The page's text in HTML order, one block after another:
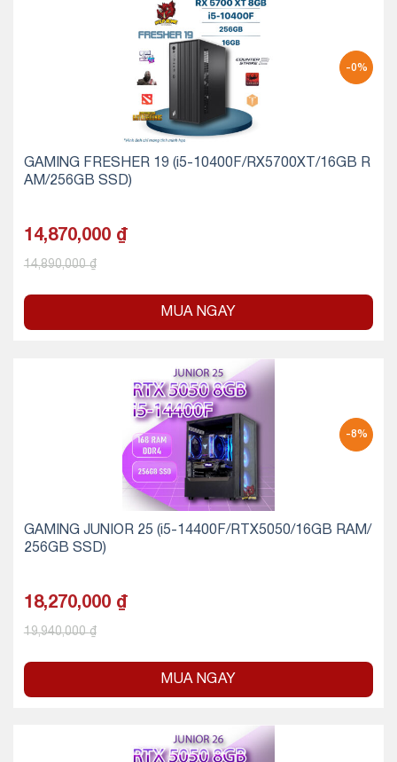
-0%
GAMING FRESHER 19 (i5-10400F/RX5700XT/16GB R
AM/256GB SSD)
14,870,000 ₫
14,890,000₫
MUA NGAY
-8%
GAMING JUNIOR 25 (i5-14400F/RTX5050/16GB RAM/
256GB SSD)
18,270,000 ₫
19,940,000₫
MUA NGAY